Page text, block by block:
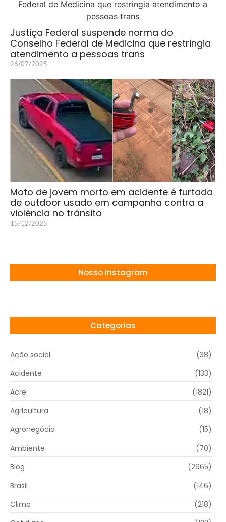
Justiça Federal suspende norma do
Conselho Federal de Medicina que restringia
atendimento a pessoas trans
26/07/2025
Moto de jovem morto em acidente é furtada
de outdoor usado em campanha contra a
violência no trânsito
15/12/2025
Nosso Instagram
Categorias
Ação social
(38)
Acidente
(133)
Acre
(1821)
Agricultura
(18)
Agronegócio
(15)
Ambiente
(70)
Blog
(2965)
Brasil
(146)
Clima
(218)